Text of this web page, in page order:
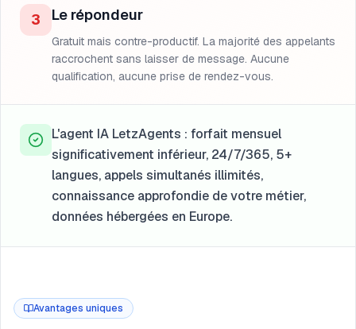
3 Le répondeur
Gratuit mais contre-productif. La majorité des appelants
raccrochent sans laisser de message. Aucune
qualification, aucune prise de rendez-vous.
L'agent IA LetzAgents : forfait mensuel
significativement inférieur, 24/7/365, 5+
langues, appels simultanés illimités,
connaissance approfondie de votre métier,
données hébergées en Europe.
Avantages uniques